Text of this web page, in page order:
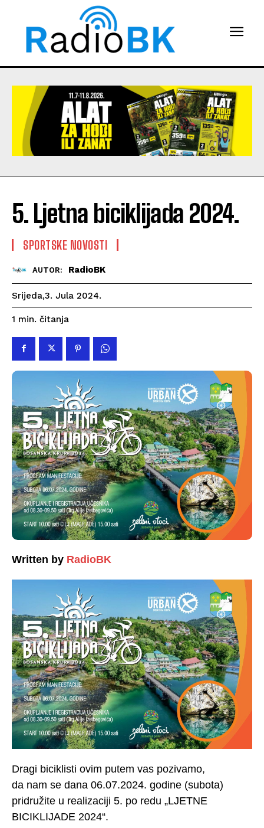
5. Ljetna biciklijada 2024.
SPORTSKE NOVOSTI
AUTOR: RadioBK
Srijeda,3. Jula 2024.
1 min. čitanja
Written by RadioBK
Dragi biciklisti ovim putem vas pozivamo,
da nam se dana 06.07.2024. godine (subota)
pridružite u realizaciji 5. po redu „LJETNE
BICIKLIJADE 2024“.